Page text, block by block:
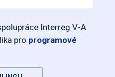
Interreg V-A
pro programové